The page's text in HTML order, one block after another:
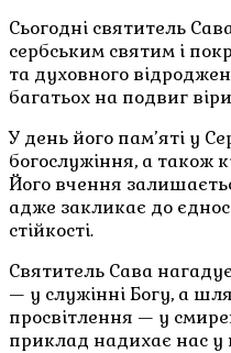
Сьогодні святитель
сербським святим і
та духовного
багатьох на подвиг
У день його пам’яті у
богослужіння, а також
Його вчення
адже закликає до
стійкості.
Святитель Сава
— у служінні Богу, а
просвітлення — у
приклад надихає нас